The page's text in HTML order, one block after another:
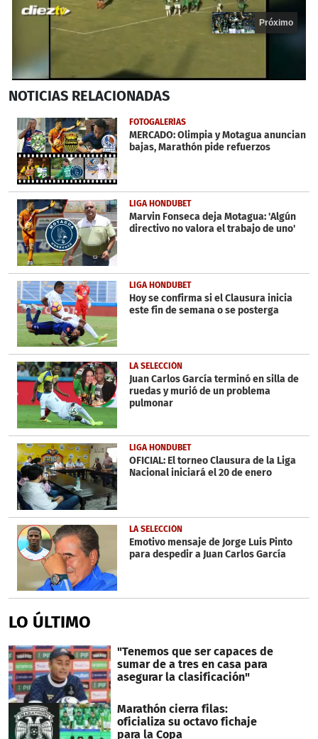
seconds
20
seconds
Próximo
NOTICIAS RELACIONADAS
FOTOGALERÍAS
MERCADO: Olimpia y Motagua anuncian
bajas, Marathón pide refuerzos
LIGA HONDUBET
Marvin Fonseca deja Motagua: 'Algún
directivo no valora el trabajo de uno'
LIGA HONDUBET
Hoy se confirma si el Clausura inicia
este fin de semana o se posterga
LA SELECCIÓN
Juan Carlos García terminó en silla de
ruedas y murió de un problema
pulmonar
LIGA HONDUBET
OFICIAL: El torneo Clausura de la Liga
Nacional iniciará el 20 de enero
LA SELECCIÓN
Emotivo mensaje de Jorge Luis Pinto
para despedir a Juan Carlos García
LO ÚLTIMO
"Tenemos que ser capaces de
sumar de a tres en casa para
asegurar la clasificación"
Marathón cierra filas:
oficializa su octavo fichaje
para la Copa